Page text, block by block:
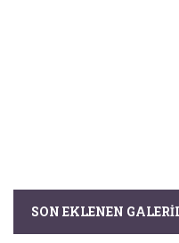
SON EKLENEN